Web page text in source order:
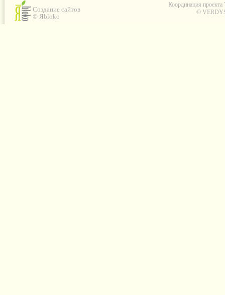
Создание сайтов
© Яbloko
Координация проекта
©